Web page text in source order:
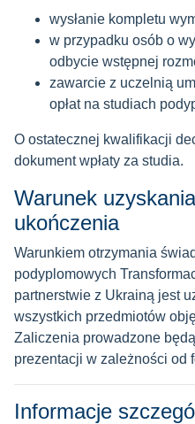
wysłanie kompletu
w przypadku osób o
odbycie wstępnej
zawarcie z uczelnią
opłat na studiach
O ostatecznej kwalifikacji
dokument wpłaty za studia.
Warunek
ukończenia
Warunkiem otrzymania
podyplomowych
partnerstwie z Ukrainą jest
wszystkich przedmiotów
Zaliczenia prowadzone
prezentacji w zależności od
Informacje